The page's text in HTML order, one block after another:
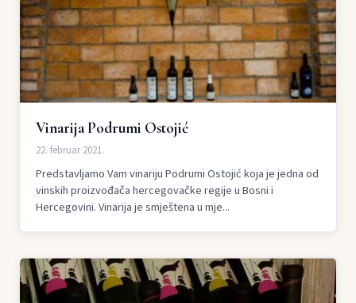
Vinarija Podrumi Ostojić
22. februar 2021.
Predstavljamo Vam vinariju Podrumi Ostojić koja je jedna od
vinskih proizvođača hercegovačke regije u Bosni i
Hercegovini. Vinarija je smještena u mje...